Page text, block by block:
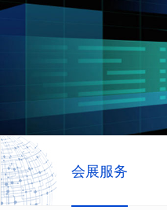
会展服务